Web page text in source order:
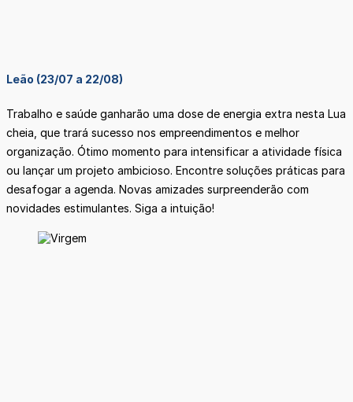
Leão (23/07 a 22/08)
Trabalho e saúde ganharão uma dose de energia extra nesta Lua
cheia, que trará sucesso nos empreendimentos e melhor
organização. Ótimo momento para intensificar a atividade física
ou lançar um projeto ambicioso. Encontre soluções práticas para
desafogar a agenda. Novas amizades surpreenderão com
novidades estimulantes. Siga a intuição!